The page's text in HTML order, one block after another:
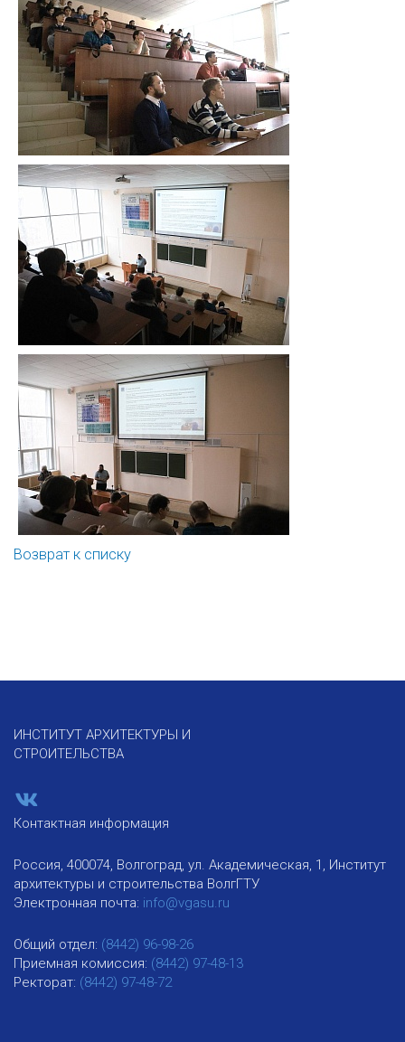
Возврат к списку
ИНСТИТУТ АРХИТЕКТУРЫ И
СТРОИТЕЛЬСТВА
Контактная информация
Россия, 400074, Волгоград, ул. Академическая, 1, Институт
архитектуры и строительства ВолгГТУ
Электронная почта: info@vgasu.ru
Общий отдел: (8442) 96-98-26
Приемная комиссия: (8442) 97-48-13
Ректорат: (8442) 97-48-72